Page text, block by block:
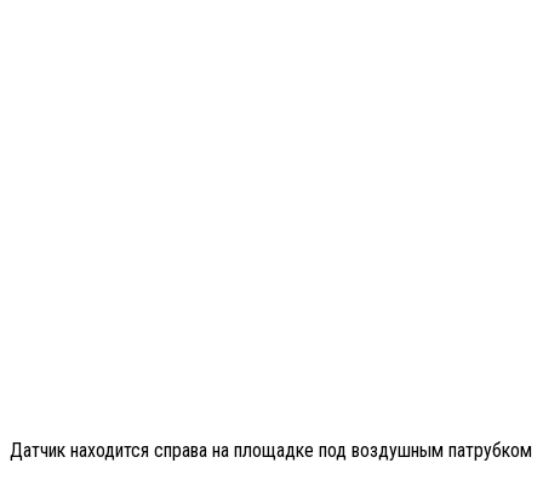
Датчик находится справа на площадке под воздушным патрубком